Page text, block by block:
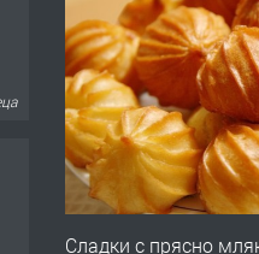
Сладки с прясно